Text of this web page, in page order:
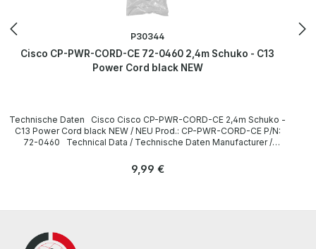
P30344
Cisco CP-PWR-CORD-CE 72-0460 2,4m Schuko - C13
Power Cord black NEW
Technische Daten Cisco Cisco CP-PWR-CORD-CE 2,4m Schuko -
C13 Power Cord black NEW / NEU Prod.: CP-PWR-CORD-CE P/N:
72-0460 Technical Data / Technische Daten Manufacturer /
can be found on the pages of the manufacturer. Weitere
Regulärer Preis:
9,99 €